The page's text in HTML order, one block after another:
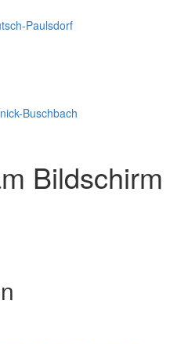
Paulsdorf
Buschbach
Bildschirm